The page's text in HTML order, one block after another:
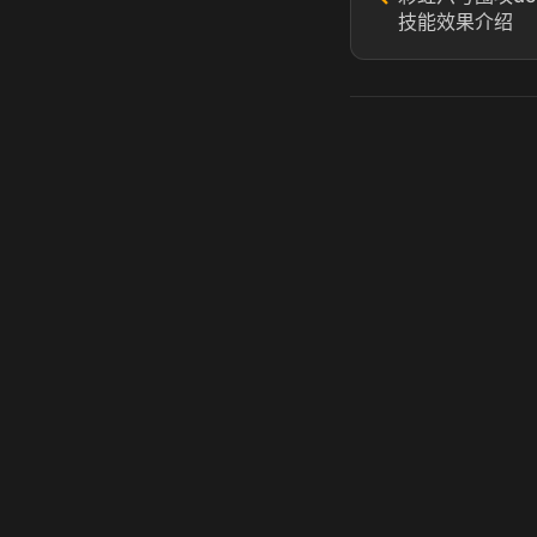
技能效果介绍